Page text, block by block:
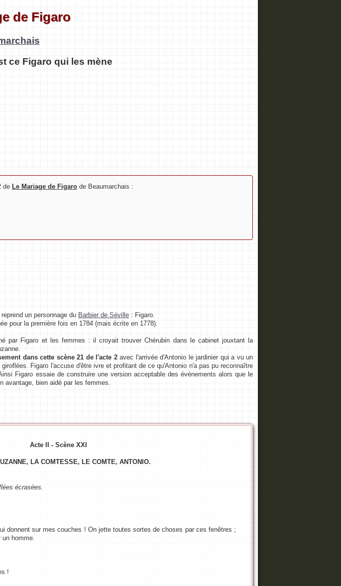
de Figaro
ce Figaro qui les mène
de Le Mariage de Figarode Beaumarchais :
reprend un personnage du Barbier de Séville : Figaro.
pour la première fois en 1784 (mais écrite en 1778).
Figaro et les femmes : il croyait trouver Chérubin dans le cabinet jouxtant la
dans cette scène 21 de l'acte 2avec l'arrivée d'Antonio le jardinier qui a vu un
Figaro l'accuse d'être ivre et profitant de ce qu'Antonio n'a pas pu reconnaître
Figaro essaie de construire une version acceptable des événements alors que le
avantage, bien aidé par les femmes.
Acte II - Scène XXI
LA COMTESSE, LE COMTE, ANTONIO.
écrasées.
donnent sur mes couches ! On jette toutes sortes de choses par ces fenêtres ;
homme.
!